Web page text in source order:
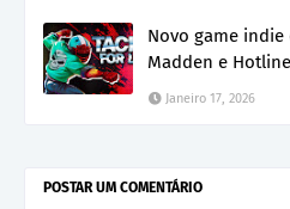
Novo game
Madden e
Janeiro 17, 2026
POSTAR UM COMENTÁRIO